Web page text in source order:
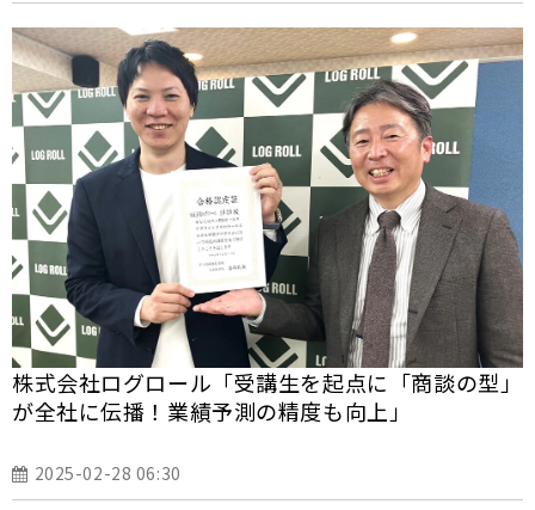
株式会社ログロール「受講生を起点に「商談の型」
が全社に伝播！業績予測の精度も向上」
2025-02-28 06:30